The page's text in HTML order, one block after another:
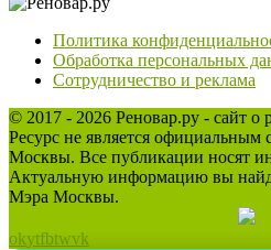
Политика
Обработка персональных
Сотрудничество и реклама
© 2017 - 2026 Реновар.ру - сайт о
Ресурс не является официальным
Москвы. Все публикации носят
Актуальную информацию вы
Мэра Москвы.
okytfbtwvk